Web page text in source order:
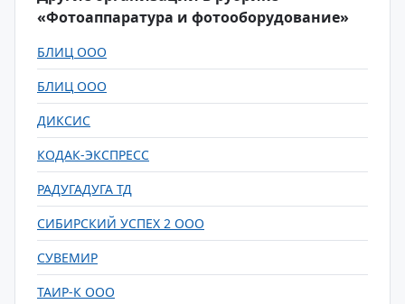
«Фотоаппаратура и фотооборудование»
БЛИЦ ООО
БЛИЦ ООО
ДИКСИС
КОДАК-ЭКСПРЕСС
РАДУГАДУГА ТД
СИБИРСКИЙ УСПЕХ 2 ООО
СУВЕМИР
ТАИР-К ООО